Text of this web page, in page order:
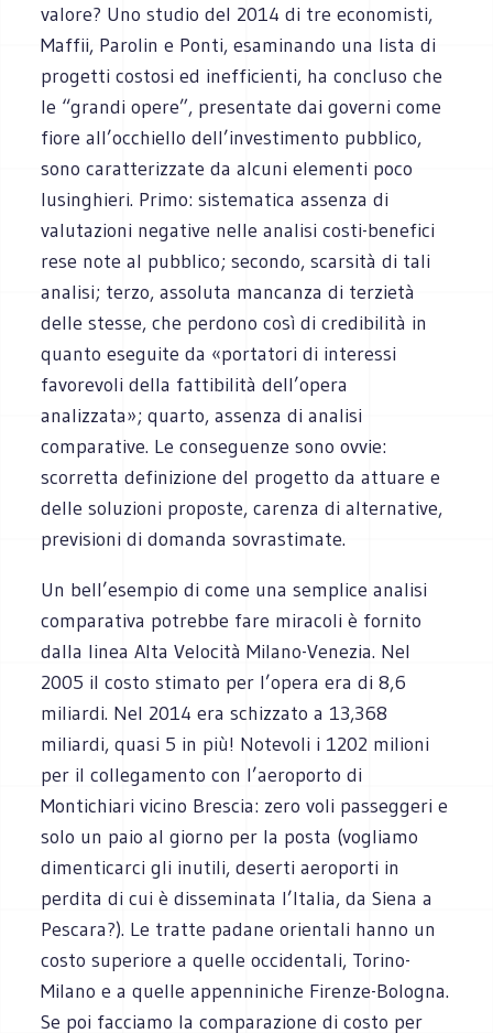
valore? Uno studio del 2014 di tre economisti,
Maffii, Parolin e Ponti, esaminando una lista di
progetti costosi ed inefficienti, ha concluso che
le “grandi opere”, presentate dai governi come
fiore all’occhiello dell’investimento pubblico,
sono caratterizzate da alcuni elementi poco
lusinghieri. Primo: sistematica assenza di
valutazioni negative nelle analisi costi-benefici
rese note al pubblico; secondo, scarsità di tali
analisi; terzo, assoluta mancanza di terzietà
delle stesse, che perdono così di credibilità in
quanto eseguite da «portatori di interessi
favorevoli della fattibilità dell’opera
analizzata»; quarto, assenza di analisi
comparative. Le conseguenze sono ovvie:
scorretta definizione del progetto da attuare e
delle soluzioni proposte, carenza di alternative,
previsioni di domanda sovrastimate.
Un bell’esempio di come una semplice analisi
comparativa potrebbe fare miracoli è fornito
dalla linea Alta Velocità Milano-Venezia. Nel
2005 il costo stimato per l’opera era di 8,6
miliardi. Nel 2014 era schizzato a 13,368
miliardi, quasi 5 in più! Notevoli i 1202 milioni
per il collegamento con l’aeroporto di
Montichiari vicino Brescia: zero voli passeggeri e
solo un paio al giorno per la posta (vogliamo
dimenticarci gli inutili, deserti aeroporti in
perdita di cui è disseminata l’Italia, da Siena a
Pescara?). Le tratte padane orientali hanno un
costo superiore a quelle occidentali, Torino-
Milano e a quelle appenniniche Firenze-Bologna.
Se poi facciamo la comparazione di costo per